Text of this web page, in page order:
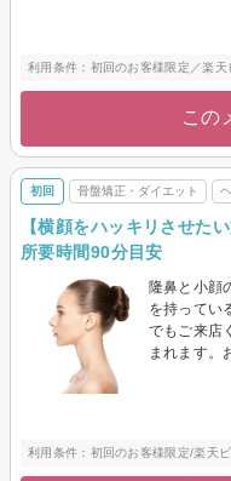
利用条件：初回のお客様限定／楽
この
初回 骨盤矯正・ダイエット
【横顔をハッキリさせた
所要時間90分目安
隆鼻と小顔
を持ってい
でもご来店
まれます。
利用条件：初回のお客様限定/楽天